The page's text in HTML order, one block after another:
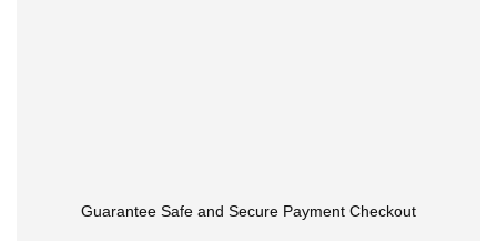
Guarantee Safe and Secure Payment Checkout